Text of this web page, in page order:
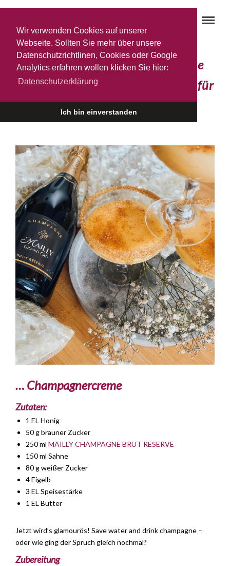
Wir verwenden Cookies auf unserer
Webseite. Sollten Sie mehr über unsere
Datenschutzrichtlinen, Cookies oder Google
Analytics erfahren wollen klicken Sie hier:
Datenschutzerklärung
Ich bin einverstanden
Du und dein ‚Mailly Champagne
Brut Reserve‘ – das perfekte Duo für
…
… Champagnercreme
Zutaten:
1 EL Honig
50 g brauner Zucker
250 ml MAILLY CHAMPAGNE BRUT RESERVE
150 ml Sahne
80 g weißer Zucker
4 Eigelb
3 EL Speisestärke
1 EL Butter
Jetzt wird’s glamourös! Save water and drink champagne –
oder wie ging der Spruch gleich nochmal?
Zubereitung